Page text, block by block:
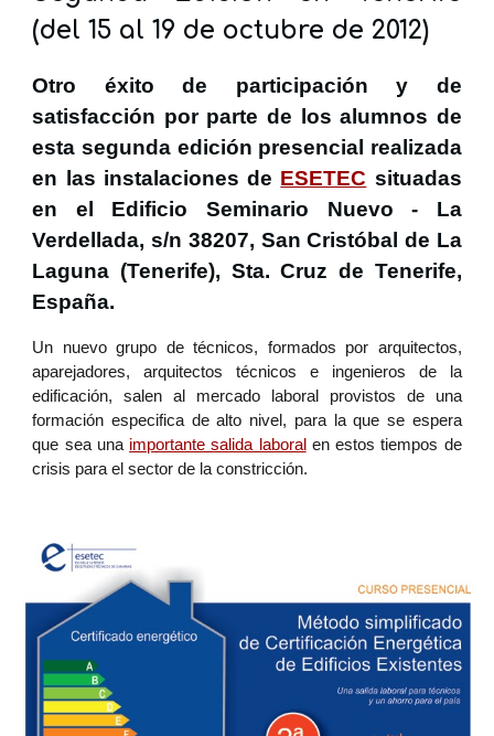
(del 15 al 19 de octubre de 2012)
Otro éxito de participación y de
satisfacción por parte de los alumnos de
esta segunda edición presencial realizada
en las instalaciones de ESETEC situadas
en el Edificio Seminario Nuevo - La
Verdellada, s/n 38207, San Cristóbal de La
Laguna (Tenerife), Sta. Cruz de Tenerife,
España.
Un nuevo grupo de técnicos, formados por arquitectos,
aparejadores, arquitectos técnicos e ingenieros de la
edificación, salen al mercado laboral provistos de una
formación especifica de alto nivel, para la que se espera
que sea una importante salida laboral en estos tiempos de
crisis para el sector de la constricción.